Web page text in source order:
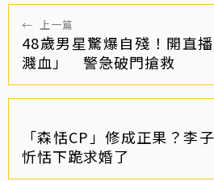
← 上一篇
48歲男星驚爆自殘！開直
濺血」 警急破門搶救
「森恬CP」修成正果？李
忻恬下跪求婚了